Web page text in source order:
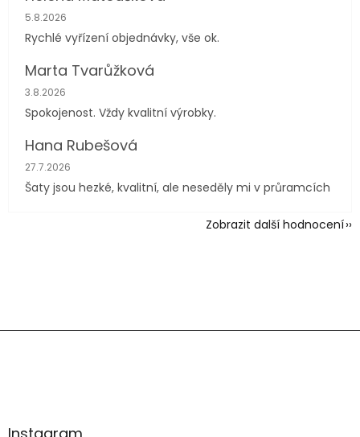
Hodnocení obchodu je 5 z 5 hvězdiček.
5.8.2026
Rychlé vyřízení objednávky, vše ok.
Marta Tvarůžková
Hodnocení obchodu je 5 z 5 hvězdiček.
3.8.2026
Spokojenost. Vždy kvalitní výrobky.
Hana Rubešová
Hodnocení obchodu je 4 z 5 hvězdiček.
27.7.2026
Šaty jsou hezké, kvalitní, ale neseděly mi v průramcích
Zobrazit další hodnocení
p